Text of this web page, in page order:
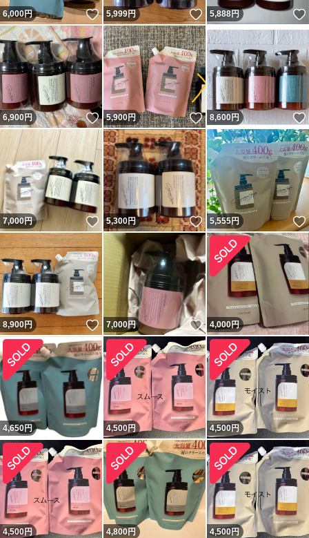
6,000円 いいね！
5,999円 いいね！
5,888円
6,900円 いいね！
5,900円 いいね！
8,600円
7,000円 いいね！
5,300円 いいね！
5,555円
8,900円 いいね！
7,000円 いいね！
4,000円
4,650円 4,500円 4,500円
4,500円 4,800円 4,500円